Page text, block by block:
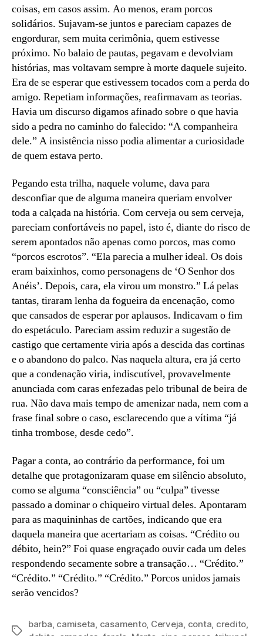
coisas, em casos assim. Ao menos, eram porcos
solidários. Sujavam-se juntos e pareciam capazes de
engordurar, sem muita cerimônia, quem estivesse
próximo. No balaio de pautas, pegavam e devolviam
histórias, mas voltavam sempre à morte daquele sujeito.
Era de se esperar que estivessem tocados com a perda do
amigo. Repetiam informações, reafirmavam as teorias.
Havia um discurso digamos afinado sobre o que havia
sido a pedra no caminho do falecido: “A companheira
dele.” A insistência nisso podia alimentar a curiosidade
de quem estava perto.
Pegando esta trilha, naquele volume, dava para
desconfiar que de alguma maneira queriam envolver
toda a calçada na história. Com cerveja ou sem cerveja,
pareciam confortáveis no papel, isto é, diante do risco de
serem apontados não apenas como porcos, mas como
“porcos escrotos”. “Ela parecia a mulher ideal. Os dois
eram baixinhos, como personagens de ‘O Senhor dos
Anéis’. Depois, cara, ela virou um monstro.” Lá pelas
tantas, tiraram lenha da fogueira da encenação, como
que cansados de esperar por aplausos. Indicavam o fim
do espetáculo. Pareciam assim reduzir a sugestão de
castigo que certamente viria após a descida das cortinas
e o abandono do palco. Nas naquela altura, era já certo
que a condenação viria, indiscutível, provavelmente
anunciada com caras enfezadas pelo tribunal de beira de
rua. Não dava mais tempo de amenizar nada, nem com a
frase final sobre o caso, esclarecendo que a vítima “já
tinha trombose, desde cedo”.
Pagar a conta, ao contrário da performance, foi um
detalhe que protagonizaram quase em silêncio absoluto,
como se alguma “consciência” ou “culpa” tivesse
passado a dominar o chiqueiro virtual deles. Apontaram
para as maquininhas de cartões, indicando que era
daquela maneira que acertariam as coisas. “Crédito ou
débito, hein?” Foi quase engraçado ouvir cada um deles
respondendo secamente sobre a transação… “Crédito.”
“Crédito.” “Crédito.” “Crédito.” Porcos unidos jamais
serão vencidos?
Tags
barba, camiseta, casamento, Cerveja, conta, credito,